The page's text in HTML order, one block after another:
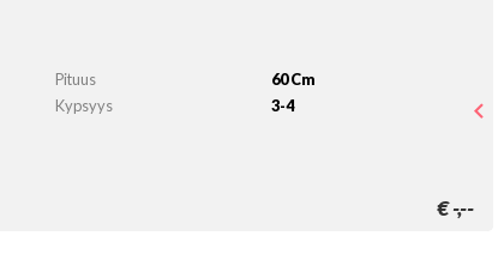
Pituus
60 Cm
Kypsyys
3-4
€-,--